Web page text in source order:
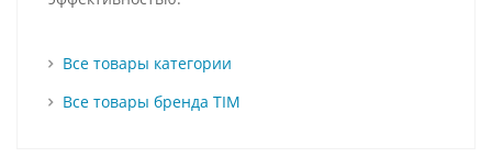
Все товары категории
Все товары бренда TIM